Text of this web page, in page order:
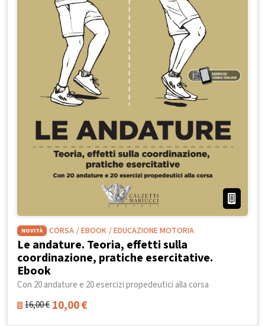
NOVITÀ CORSA / EBOOK / EDUCAZIONE MOTORIA
Le andature. Teoria, effetti sulla
coordinazione, pratiche esercitative.
Ebook
Con 20 andature e 20 esercizi propedeutici alla corsa
16,00€ 10,00€